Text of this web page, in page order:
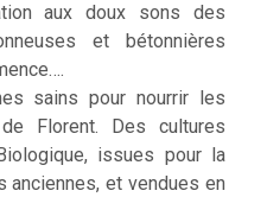
aux doux sons des
et bétonnières
sains pour nourrir les
Florent. Des cultures
issues pour la
anciennes, et vendues en